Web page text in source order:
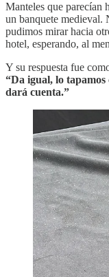
Manteles que parecían
un banquete medieval.
pudimos mirar hacia
hotel, esperando, al
Y su respuesta fue
“Da igual, lo
dará cuenta.”